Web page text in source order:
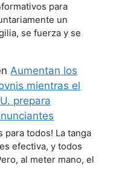
para
un
se fuerza y se
Aumentan los
mientras el
prepara
para todos! La tanga
efectiva, y todos
al meter mano, el